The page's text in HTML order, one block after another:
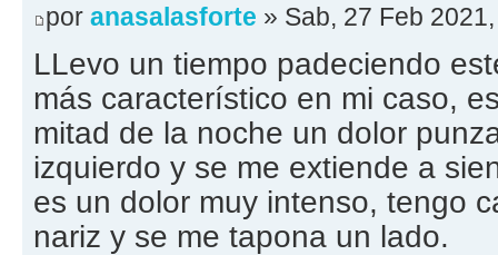
por anasalasforte » Sab, 27 Feb
LLevo un tiempo padeciendo
más característico en mi caso,
mitad de la noche un dolor
izquierdo y se me extiende a
es un dolor muy intenso, tengo
nariz y se me tapona un lado.